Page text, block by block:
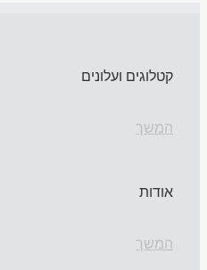
קטלוגים ועלונים
המשך
אודות
המשך